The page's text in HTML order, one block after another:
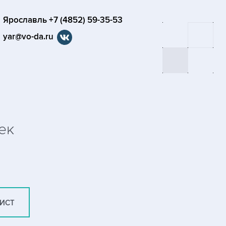
Ярославль +7 (4852) 59-35-53
yar@vo-da.ru